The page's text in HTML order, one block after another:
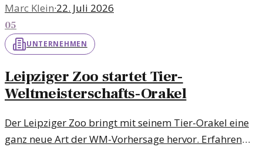
Halbleitermarkt.
Marc Klein·22. Juli 2026
05
UNTERNEHMEN
Leipziger Zoo startet Tier-
Weltmeisterschafts-Orakel
Der Leipziger Zoo bringt mit seinem Tier-Orakel eine
ganz neue Art der WM-Vorhersage hervor. Erfahren